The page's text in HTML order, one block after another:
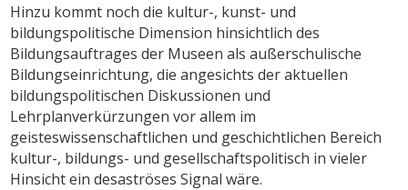
Hinzu kommt noch die kultur-, kunst- und
bildungspolitische Dimension hinsichtlich des
Bildungsauftrages der Museen als außerschulische
Bildungseinrichtung, die angesichts der aktuellen
bildungspolitischen Diskussionen und
Lehrplanverkürzungen vor allem im
geisteswissenschaftlichen und geschichtlichen Bereich
kultur-, bildungs- und gesellschaftspolitisch in vieler
Hinsicht ein desaströses Signal wäre.